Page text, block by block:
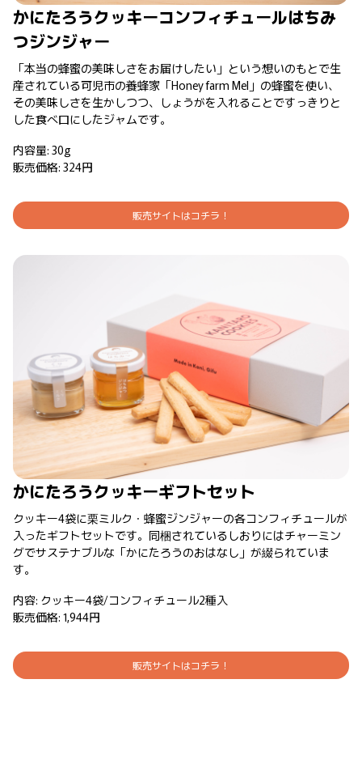
かにたろうクッキーコンフィチュールはちみ
つジンジャー
「本当の蜂蜜の美味しさをお届けしたい」という想いのもとで生
産されている可児市の養蜂家「Honey farm Mel」の蜂蜜を使い、
その美味しさを生かしつつ、しょうがを入れることですっきりと
した食べ口にしたジャムです。
内容量: 30g
販売価格: 324円
販売サイトはコチラ！
かにたろうクッキーギフトセット
クッキー4袋に栗ミルク・蜂蜜ジンジャーの各コンフィチュールが
入ったギフトセットです。同梱されているしおりにはチャーミン
グでサステナブルな「かにたろうのおはなし」が綴られていま
す。
内容: クッキー4袋/コンフィチュール2種入
販売価格: 1,944円
販売サイトはコチラ！